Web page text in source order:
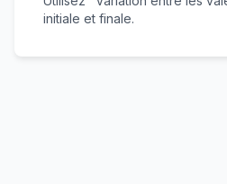
initiale et finale.